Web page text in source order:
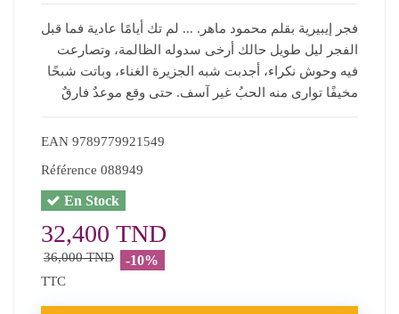
فجر إيبيرية بقلم محمود ماهر. ... لم تك أيامًا عادية فما قبل
الفجر ليل طويل حالك أرخى سدوله الظالمة، وتصارعت
فيه ‏وحوش نكراء، أجدبت شبه الجزيرة الغناء، وباتت شبحًا
مخيفًا توارى منه الحبُ غير آسف.‏ حتى وقع موعدٌ فارقٌ
EAN 9789779921549
Référence 088949
En Stock
32,400 TND
36,000 TND -10%
TTC